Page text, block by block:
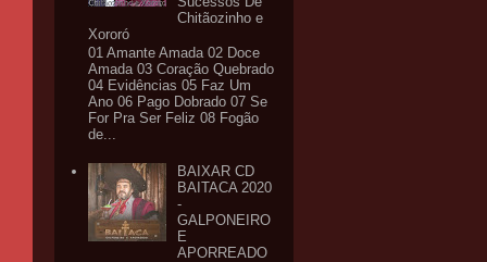
Chitãozinho e
Xororó
01 Amante Amada 02 Doce
Amada 03 Coração Quebrado
04 Evidências 05 Faz Um
Ano 06 Pago Dobrado 07 Se
For Pra Ser Feliz 08 Fogão
de...
BAIXAR CD
BAITACA 2020
-
GALPONEIRO
E
APORREADO